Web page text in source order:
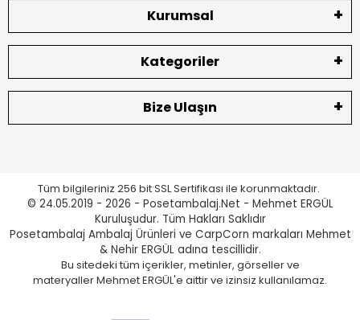
Kurumsal
Kategoriler
Bize Ulaşın
Tüm bilgileriniz 256 bit SSL Sertifikası ile korunmaktadır.
© 24.05.2019 - 2026 - Posetambalaj.Net - Mehmet ERGÜL
Kuruluşudur. Tüm Hakları Saklıdır
Posetambalaj Ambalaj Ürünleri ve CarpCorn markaları Mehmet
& Nehir ERGÜL adına tescillidir.
Bu sitedeki tüm içerikler, metinler, görseller ve
materyaller Mehmet ERGÜL'e aittir ve izinsiz kullanılamaz.